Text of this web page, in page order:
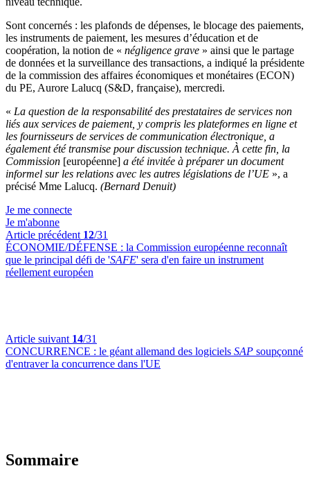
Sont concernés : les plafonds de dépenses, le blocage des paiements,
les instruments de paiement, les mesures d’éducation et de
coopération, la notion de « négligence grave » ainsi que le partage
de données et la surveillance des transactions, a indiqué la présidente
de la commission des affaires économiques et monétaires (ECON)
du PE, Aurore Lalucq (S&D, française), mercredi.
« La question de la responsabilité des prestataires de services non
liés aux services de paiement, y compris les plateformes en ligne et
les fournisseurs de services de communication électronique, a
également été transmise pour discussion technique. À cette fin, la
Commission [européenne] a été invitée à préparer un document
informel sur les relations avec les autres législations de l’UE », a
précisé Mme Lalucq. (Bernard Denuit)
Je me connecte
Je m'abonne
Article précédent 12/31
ÉCONOMIE/DÉFENSE : la Commission européenne reconnaît
que le principal défi de 'SAFE' sera d'en faire un instrument
réellement européen
Article suivant 14/31
CONCURRENCE : le géant allemand des logiciels SAP soupçonné
d'entraver la concurrence dans l'UE
Sommaire